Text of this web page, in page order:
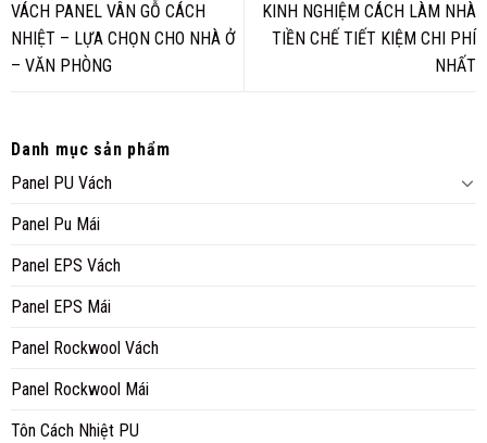
VÁCH PANEL VÂN GỖ CÁCH
NHIỆT – LỰA CHỌN CHO NHÀ Ở
– VĂN PHÒNG
KINH NGHIỆM CÁCH LÀM NHÀ
TIỀN CHẾ TIẾT KIỆM CHI PHÍ
NHẤT
Danh mục sản phẩm
Panel PU Vách
Panel Pu Mái
Panel EPS Vách
Panel EPS Mái
Panel Rockwool Vách
Panel Rockwool Mái
Tôn Cách Nhiệt PU